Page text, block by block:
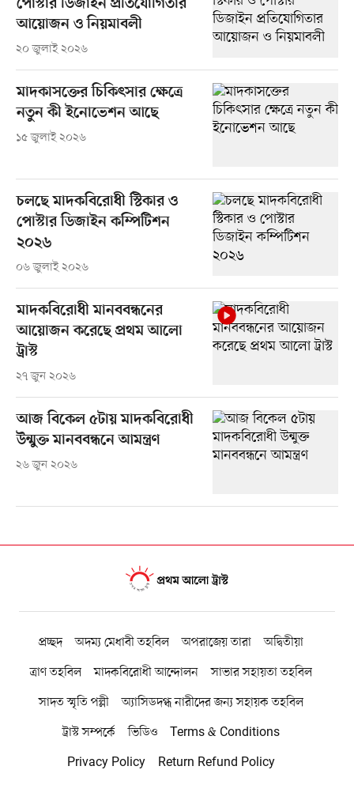
পোস্টার ডিজাইন প্রতিযোগিতার
আয়োজন ও নিয়মাবলী
২০ জুলাই ২০২৬
মাদকাসক্তের চিকিৎসার ক্ষেত্রে
নতুন কী ইনোভেশন আছে
১৫ জুলাই ২০২৬
চলছে মাদকবিরোধী স্টিকার ও
পোস্টার ডিজাইন কম্পিটিশন
২০২৬
০৬ জুলাই ২০২৬
মাদকবিরোধী মানববন্ধনের
আয়োজন করেছে প্রথম আলো
ট্রাস্ট
২৭ জুন ২০২৬
আজ বিকেল ৫টায় মাদকবিরোধী
উন্মুক্ত মানববন্ধনে আমন্ত্রণ
২৬ জুন ২০২৬
প্রচ্ছদ অদম্য মেধাবী তহবিল অপরাজেয় তারা
অদ্বিতীয়া
ত্রাণ তহবিল
মাদকবিরোধী আন্দোলন
সাভার সহায়তা তহবিল
সাদত স্মৃতি পল্লী
অ্যাসিডদগ্ধ নারীদের জন্য সহায়ক তহবিল
ট্রাস্ট সম্পর্কে
ভিডিও
Terms & Conditions
Privacy Policy
Return Refund Policy